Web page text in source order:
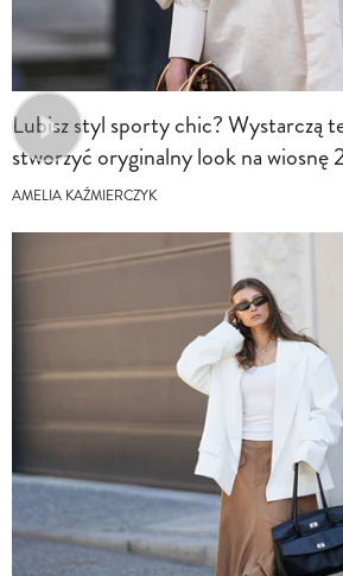
Lubisz styl sporty chic? Wystarczą
stworzyć oryginalny look na wiosnę
AMELIA KAŹMIERCZYK